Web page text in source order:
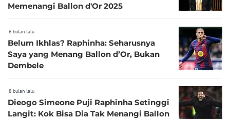
Memenangi Ballon d'Or 2025
6 bulan lalu
Belum Ikhlas? Raphinha: Seharusnya
Saya yang Menang Ballon d’Or, Bukan
Dembele
8 bulan lalu
Dieogo Simeone Puji Raphinha Setinggi
Langit: Kok Bisa Dia Tak Menangi Ballon